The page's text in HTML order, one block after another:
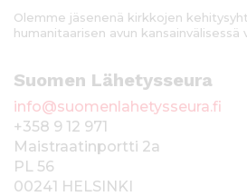
Olemme jäsenenä kirkkojen
humanitaarisen avun kansainvälisessä
Suomen Lähetysseura
info@suomenlahetysseura.fi
+358 9 12 971
Maistraatinportti 2a
PL 56
00241 HELSINKI